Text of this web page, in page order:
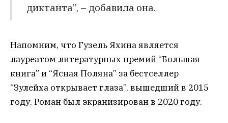
диктанта”, – добавила она.
Напомним, что Гузель Яхина является
лауреатом литературных премий “Большая
книга” и “Ясная Поляна” за бестселлер
“Зулейха открывает глаза”, вышедший в 2015
году. Роман был экранизирован в 2020 году.